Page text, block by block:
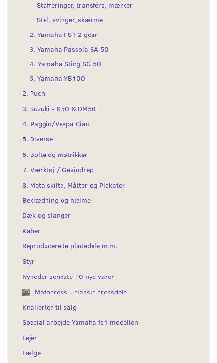
Stafferinger, transférs, mærker
Stel, svinger, skærme
2. Yamaha FS1 2 gear
3. Yamaha Passola SA 50
4. Yamaha Sting SG 50
5. Yamaha YB100
2. Puch
3. Suzuki - K50 & DM50
4. Paggio/Vespa Ciao
5. Diverse
6. Bolte og møtrikker
7. Værktøj / Gevindrep
8. Metalskilte, Måtter og Plakater
Beklædning og hjelme
Dæk og slanger
Kåber
Reproducerede pladedele m.m.
Styr
Nyheder seneste 10 nye varer
Motocross - classic crossdele
Knallerter til salg
Special arbejde Yamaha fs1 modellen.
Lejer
Fælge